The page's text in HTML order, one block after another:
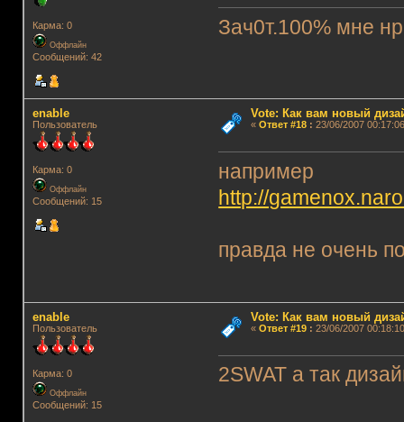
Карма: 0
Оффлайн
Сообщений: 42
Зач0т.100% мне
enable
Пользователь
Карма: 0
Оффлайн
Сообщений: 15
Vote: Как вам новый
« Ответ #18: 23/06/2007
например
http://
правда не очень
enable
Пользователь
Карма: 0
Оффлайн
Сообщений: 15
Vote: Как вам новый
« Ответ #19: 23/06/2007
2SWAT а так